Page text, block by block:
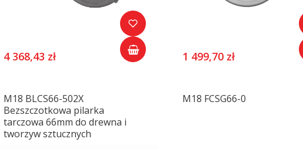
4 368,43 zł 1 499,70 zł
M18 BLCS66-502X
Bezszczotkowa pilarka
tarczowa 66mm do drewna i
tworzyw sztucznych
M18 FCSG66-0